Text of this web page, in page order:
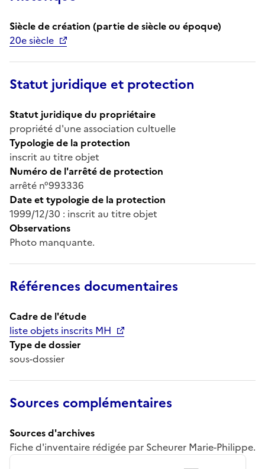
Siècle de création (partie de siècle ou époque)
20e siècle
Statut juridique et protection
Statut juridique du propriétaire
propriété d'une association cultuelle
Typologie de la protection
inscrit au titre objet
Numéro de l'arrêté de protection
arrêté n°993336
Date et typologie de la protection
1999/12/30 : inscrit au titre objet
Observations
Photo manquante.
Références documentaires
Cadre de l'étude
liste objets inscrits MH
Type de dossier
sous-dossier
Sources complémentaires
Sources d'archives
Fiche d'inventaire rédigée par Scheurer Marie-Philippe.